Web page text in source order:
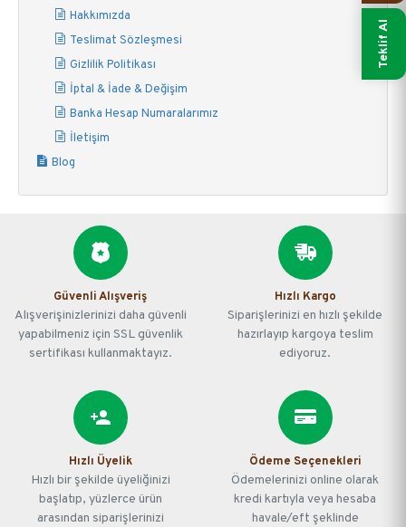
Hakkımızda
Teslimat Sözleşmesi
Gizlilik Politikası
İptal & İade & Değişim
Banka Hesap Numaralarımız
İletişim
Blog
Güvenli Alışveriş
Alışverişinizlerinizi daha güvenli
yapabilmeniz için SSL güvenlik
sertifikası kullanmaktayız.
Hızlı Kargo
Siparişlerinizi en hızlı şekilde
hazırlayıp kargoya teslim
ediyoruz.
Hızlı Üyelik
Hızlı bir şekilde üyeliğinizi
başlatıp, yüzlerce ürün
arasından siparişlerinizi
Ödeme Seçenekleri
Ödemelerinizi online olarak
kredi kartıyla veya hesaba
havale/eft şeklinde
Teklif Al